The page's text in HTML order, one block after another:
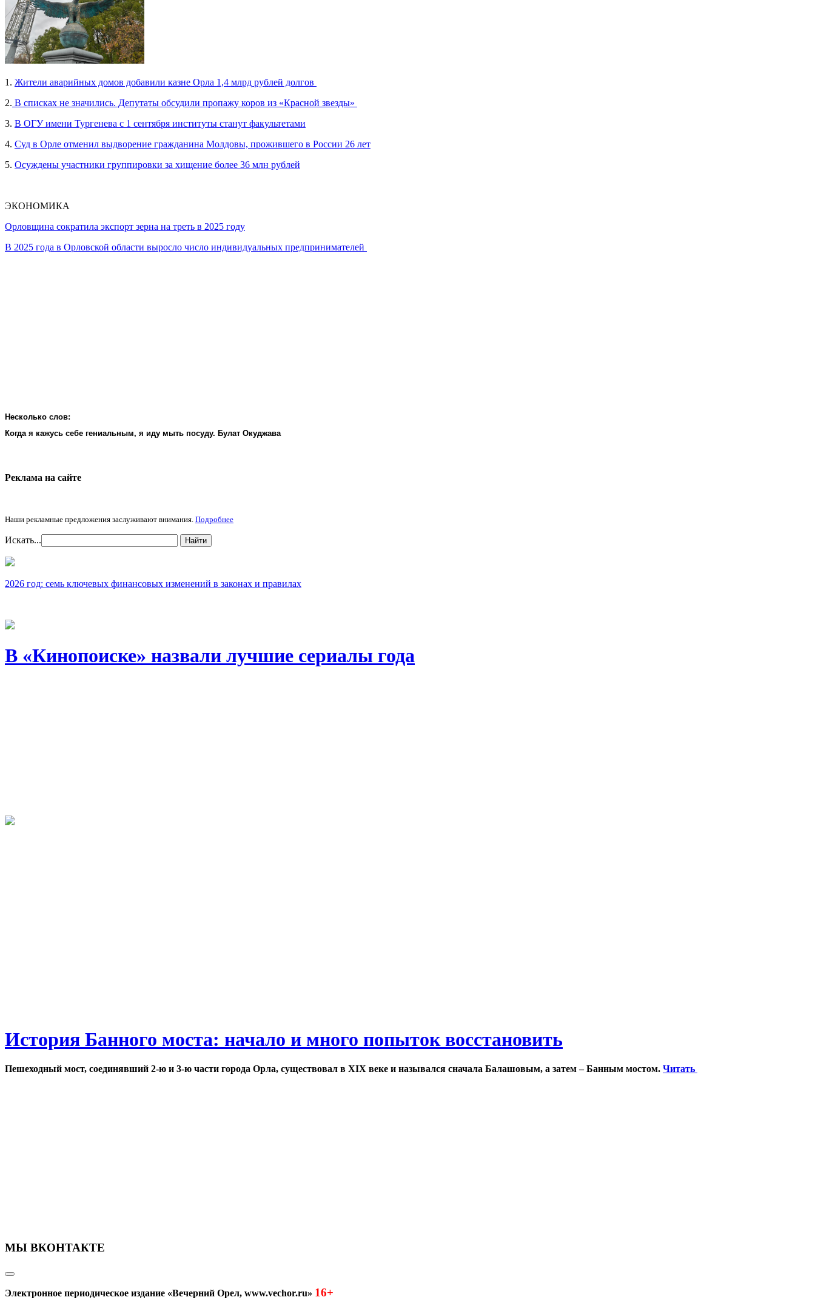
1. Жители аварийных домов добавили казне Орла 1,4 млрд рублей долгов
2. В списках не значились. Депутаты обсудили пропажу коров из «Красной звезды»
3. В ОГУ имени Тургенева с 1 сентября институты станут факультетами
4. Суд в Орле отменил выдворение гражданина Молдовы, прожившего в России 26 лет
5. Осуждены участники группировки за хищение более 36 млн рублей
ЭКОНОМИКА
Орловщина сократила экспорт зерна на треть в 2025 году
В 2025 года в Орловской области выросло число индивидуальных предпринимателей
Несколько слов:
Когда я кажусь себе гениальным, я иду мыть посуду. Булат Окуджава
Реклама на cайте
Наши рекламные предложения заслуживают внимания. Подробнее
Искать... Найти
2026 год: семь ключевых финансовых изменений в законах и правилах
В «Кинопоиске» назвали лучшие сериалы года
История Банного моста: начало и много попыток восстановить
Пешеходный мост, соединявший 2-ю и 3-ю части города Орла, существовал в XIX веке и назывался сначала Балашовым, а затем – Банным мостом. Читать
МЫ ВКОНТАКТЕ
Электронное периодическое издание «Вечерний Орел, www.vechor.ru» 16+